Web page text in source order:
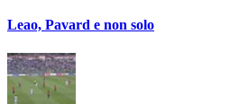
Leao, Pavard e non solo